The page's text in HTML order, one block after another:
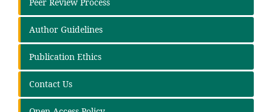
Author Guidelines
Publication Ethics
Contact Us